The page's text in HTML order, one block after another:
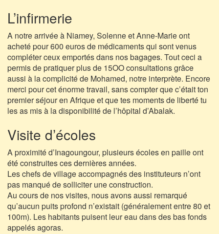
L’infirmerie
A notre arrivée à Niamey, Solenne et Anne-Marie ont
acheté pour 600 euros de médicaments qui sont venus
compléter ceux emportés dans nos bagages. Tout ceci a
permis de pratiquer plus de 15OO consultations grâce
aussi à la complicité de Mohamed, notre interprète. Encore
merci pour cet énorme travail, sans compter que c’était ton
premier séjour en Afrique et que tes moments de liberté tu
les as mis à la disponibilité de l’hôpital d’Abalak.
Visite d’écoles
A proximité d’Inagoungour, plusieurs écoles en paille ont
été construites ces dernières années.
Les chefs de village accompagnés des instituteurs n’ont
pas manqué de solliciter une construction.
Au cours de nos visites, nous avons aussi remarqué
qu’aucun puits profond n’existait (généralement entre 80 et
100m). Les habitants puisent leur eau dans des bas fonds
appelés agoras.